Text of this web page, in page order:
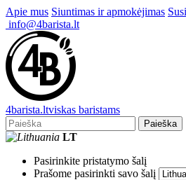
Apie mus Siuntimas ir apmokėjimas
info@4barista.lt
4barista.ltviskas baristams
Paieška
LT
Pasirinkite pristatymo šalį
Prašome pasirinkti savo šalį